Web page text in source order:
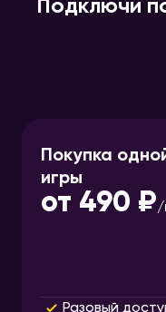
Подключи
Покупка
игры
от 490 ₽/
Разовый